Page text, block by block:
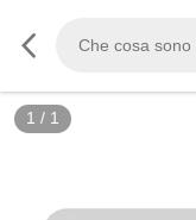
1 / 1